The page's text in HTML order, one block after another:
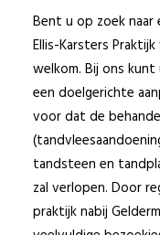
TARIEVEN
BLOG
CONTACT
© 2017 Beter Gebit
Sitemap|
Bent u op zoek naar
Ellis-Karsters
welkom. Bij ons
een doelgerichte
voor dat de
tandsteen en
zal verlopen. Door
praktijk nabij